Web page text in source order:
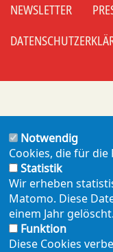
Footer
NEWSLETTER
Notwendig
Cookies, die für
Statistik
Wir erheben
Matomo. Diese
einem Jahr gelöscht.
Funktion
Diese Cookies